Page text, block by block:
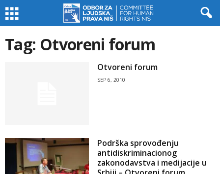
Tag: Otvoreni forum
Otvoreni forum
SEP 6, 2010
Podrška sprovođenju
antidiskriminacionog
zakonodavstva i medijacije u